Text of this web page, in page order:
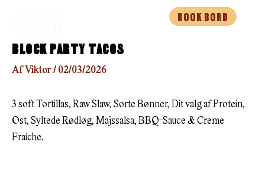
BOOK BORD
BLOCK PARTY TACOS
Af Viktor/ 02/03/2026
3 soft Tortillas, Raw Slaw, Sorte Bønner, Dit valg af Protein,
Ost, Syltede Rødløg, Majssalsa, BBQ-Sauce & Creme
Fraiche.